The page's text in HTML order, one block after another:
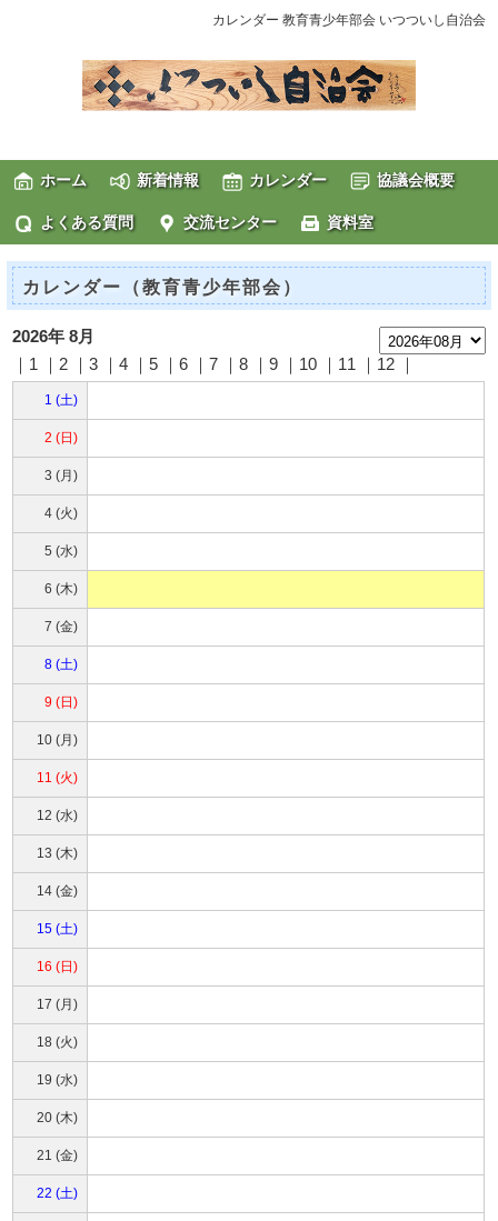
カレンダー 教育青少年部会 いつついし自治会
ホーム 新着情報 カレンダー 協議会概要
よくある質問 交流センター 資料室
カレンダー（教育青少年部会）
2026年 8月
｜1 ｜2 ｜3 ｜4 ｜5 ｜6 ｜7 ｜8 ｜9 ｜10 ｜11 ｜12 ｜
1 (土)
2 (日)
3 (月)
4 (火)
5 (水)
6 (木)
7 (金)
8 (土)
9 (日)
10 (月)
11 (火)
12 (水)
13 (木)
14 (金)
15 (土)
16 (日)
17 (月)
18 (火)
19 (水)
20 (木)
21 (金)
22 (土)